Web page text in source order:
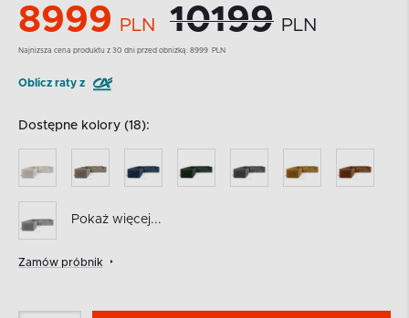
8999 PLN 10199 PLN
Najnizsza cena produktu z 30 dni przed obniżką: 8999 PLN
Oblicz raty z
Dostępne kolory (18):
Pokaż więcej...
Zamów próbnik